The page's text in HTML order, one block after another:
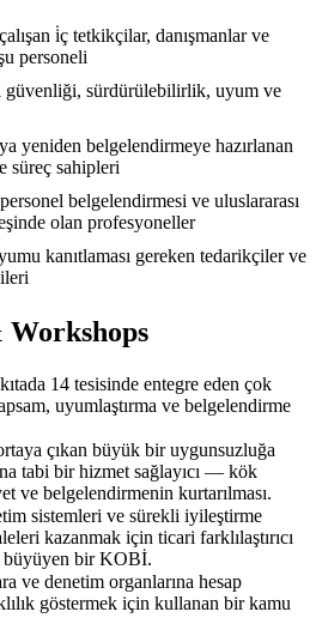
i̇ç tetkikçilar, danışmanlar ve
personeli
sürdürülebilirlik, uyum ve
yeniden belgelendirmeye hazırlanan
süreç sahipleri
belgelendirmesi ve uluslararası
olan profesyoneller
kanıtlaması gereken tedarikçiler ve
Workshops
14 tesisinde entegre eden çok
uyumlaştırma ve belgelendirme
çıkan büyük bir uygunsuzluğa
tabi bir hizmet sağlayıcı — kök
ve belgelendirmenin kurtarılması.
sistemleri ve sürekli iyileştirme
kazanmak için ticari farklılaştırıcı
büyüyen bir KOBİ.
ve denetim organlarına hesap
göstermek için kullanan bir kamu